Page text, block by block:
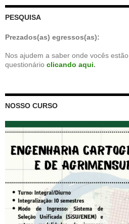
PESQUISA
Prezados(as) egressos(as):
Nos ajudem a saber onde vocês
questionário clicando aqui.
NOSSO CURSO